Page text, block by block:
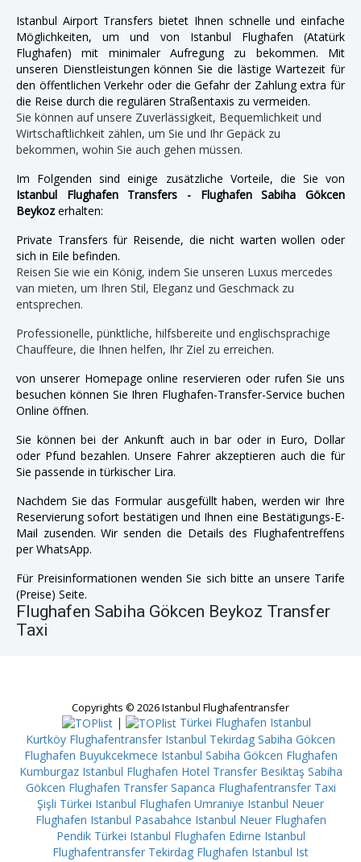
Istanbul Airport Transfers bietet Ihnen schnelle und einfache
Möglichkeiten, um und von Istanbul Flughafen (Atatürk
Flughafen) mit minimaler Aufregung zu bekommen. Mit
unseren Dienstleistungen können Sie die lästige Wartezeit für
den öffentlichen Verkehr oder die Gefahr der Zahlung extra für
die Reise durch die regulären Straßentaxis zu vermeiden.
Sie können auf unsere Zuverlässigkeit, Bequemlichkeit und
Wirtschaftlichkeit zählen, um Sie und Ihr Gepäck zu
bekommen, wohin Sie auch gehen müssen.
Im Folgenden sind einige zusätzliche Vorteile, die Sie von
Istanbul Flughafen Transfers - Flughafen Sabiha Gökcen
Beykozerhalten:
Private Transfers für Reisende, die nicht warten wollen oder
sich in Eile befinden.
Reisen Sie wie ein König, indem Sie unseren Luxus mercedes
van mieten, um Ihren Stil, Eleganz und Geschmack zu
entsprechen.
Professionelle, pünktliche, hilfsbereite und englischsprachige
Chauffeure, die Ihnen helfen, Ihr Ziel zu erreichen.
von unserer Homepage online reservieren oder rufen Sie uns
besuchen können Sie Ihren Flughafen-Transfer-Service buchen
Online öffnen.
Sie können bei der Ankunft auch in bar oder in Euro, Dollar
oder Pfund bezahlen. Unsere Fahrer akzeptieren auch die für
Sie passende in türkischer Lira.
Nachdem Sie das Formular ausgefüllt haben, werden wir Ihre
Reservierung sofort bestätigen und Ihnen eine Bestätigungs-E-
Mail zusenden. Wir senden die Details des Flughafentreffens
per WhatsApp.
Für Preisinformationen wenden Sie sich bitte an unsere Tarife
(Preise) Seite.
Flughafen Sabiha Gökcen Beykoz Transfer
Taxi
Copyrights © 2026 Istanbul Flughafentransfer
|
Türkei Flughafen Istanbul
Kurtköy Flughafentransfer Istanbul Tekirdag Sabiha Gökcen
Flughafen Buyukcekmece Istanbul Sabiha Gökcen Flughafen
Kumburgaz Istanbul Flughafen Hotel Transfer Besiktaş Sabiha
Gökcen Flughafen Transfer Sapanca Flughafentransfer Taxi
Şişli Türkei Istanbul Flughafen Umraniye Istanbul Neuer
Flughafen Istanbul Pasabahce Istanbul Neuer Flughafen
Pendik Türkei Istanbul Flughafen Edirne Istanbul
Flughafentransfer Tekirdag Flughafen Istanbul Ist